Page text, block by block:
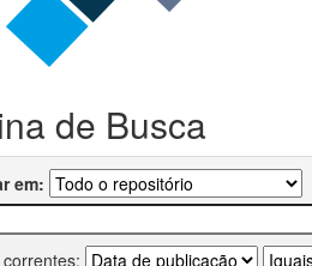
de Busca
em: